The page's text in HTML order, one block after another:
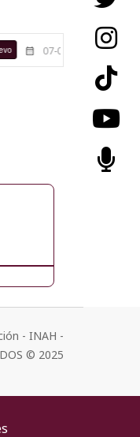
07-08-26
- INAH -
© 2025